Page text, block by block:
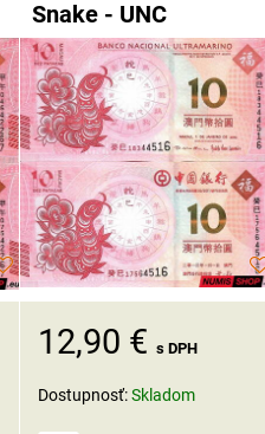
Snake - UNC
12,90 €s DPH
Dostupnosť:Skladom